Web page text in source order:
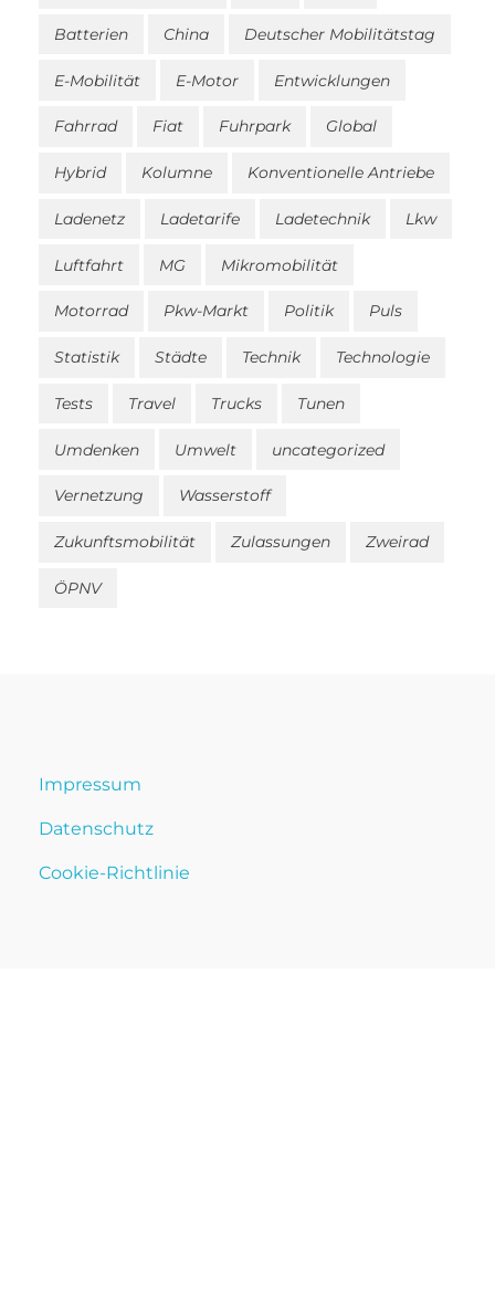
Batterien China Deutscher Mobilitätstag
E-Mobilität E-Motor Entwicklungen
Fahrrad Fiat Fuhrpark Global
Hybrid Kolumne Konventionelle Antriebe
Ladenetz Ladetarife Ladetechnik Lkw
Luftfahrt MG Mikromobilität
Motorrad Pkw-Markt Politik Puls
Statistik Städte Technik Technologie
Tests Travel Trucks Tunen
Umdenken Umwelt uncategorized
Vernetzung Wasserstoff
Zukunftsmobilität Zulassungen Zweirad
ÖPNV
Impressum
Datenschutz
Cookie-Richtlinie